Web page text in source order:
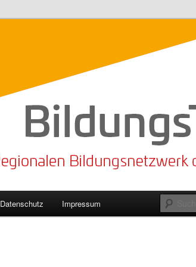
Datenschutz Impressum